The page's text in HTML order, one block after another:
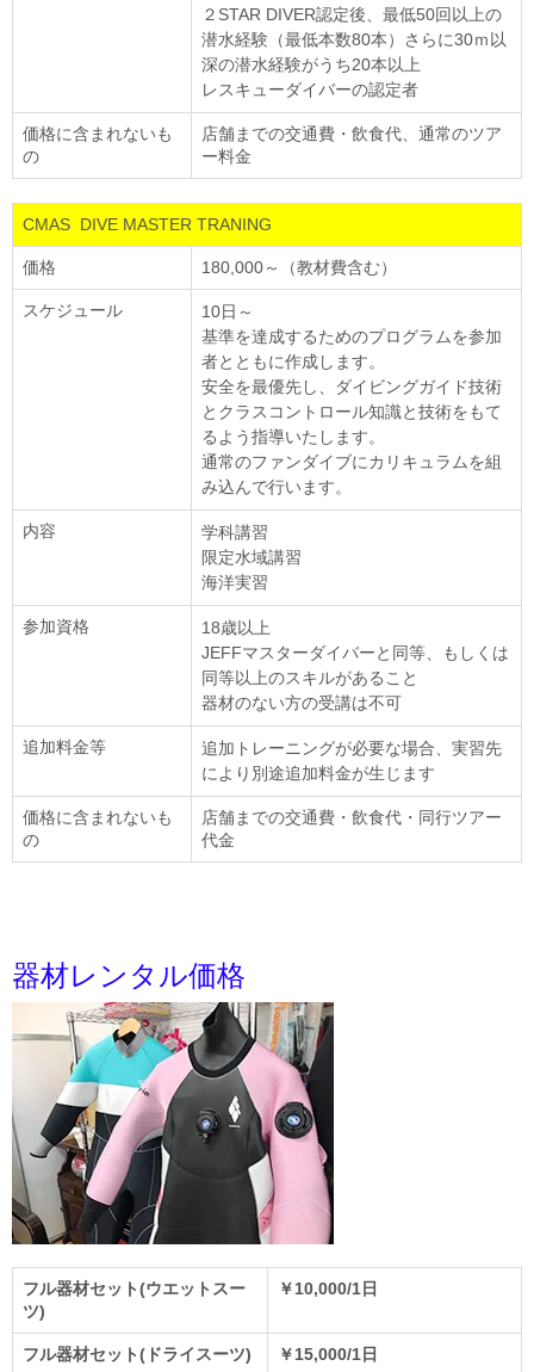
２STAR DIVER認定後、最低50回以上の
潜水経験（最低本数80本）さらに30ｍ以
深の潜水経験がうち20本以上
レスキューダイバーの認定者
価格に含まれないも
の
店舗までの交通費・飲食代、通常のツア
ー料金
CMAS DIVE MASTER TRANING
価格 180,000～（教材費含む）
スケジュール
10日～
基準を達成するためのプログラムを参加
者とともに作成します。
安全を最優先し、ダイビングガイド技術
とクラスコントロール知識と技術をもて
るよう指導いたします。
通常のファンダイブにカリキュラムを組
み込んで行います。
内容
学科講習
限定水域講習
海洋実習
参加資格
18歳以上
JEFFマスターダイバーと同等、もしくは
同等以上のスキルがあること
器材のない方の受講は不可
追加料金等
追加トレーニングが必要な場合、実習先
により別途追加料金が生じます
価格に含まれないも
の
店舗までの交通費・飲食代・同行ツアー
代金
器材レンタル価格
フル器材セット(ウエットスー
ツ)
￥10,000/1日
フル器材セット(ドライスーツ) ￥15,000/1日